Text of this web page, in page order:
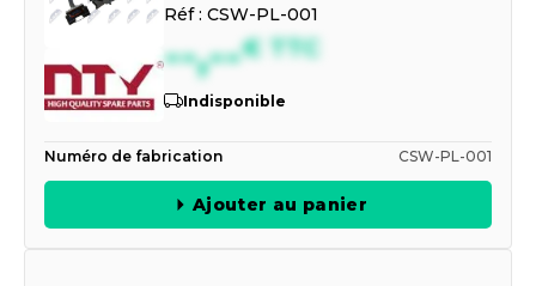
Réf : CSW-PL-001
--,--€ TTC
Indisponible
Numéro de fabrication CSW-PL-001
Ajouter au panier